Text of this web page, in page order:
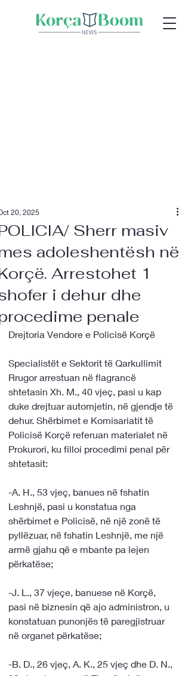
Sherr masiv
adoleshentësh në
Arrestohet 1
i dehur dhe
penale
20, 2025
Drejtoria Vendore e Policisë Korçë
Specialistët e Sektorit të Qarkullimit
Rrugor arrestuan në flagrancë
shtetasin Xh. M., 40 vjeç, pasi u kap
duke drejtuar automjetin, në gjendje të
dehur. Shërbimet e Komisariatit të
Policisë Korçë referuan materialet në
Prokurori, ku filloi procedimi penal për
shtetasit:
-A. H., 53 vjeç, banues në fshatin
Leshnjë, pasi u konstatua nga
shërbimet e Policisë, në një zonë të
pyllëzuar, në fshatin Leshnjë, me një
armë gjahu që e mbante pa lejen
përkatëse;
-J. L., 37 vjeçe, banuese në Korçë,
pasi në biznesin që ajo administron, u
konstatuan punonjës të paregjistruar
në organet përkatëse;
-B. D., 26 vjeç, A. K., 25 vjeç dhe D. N.,